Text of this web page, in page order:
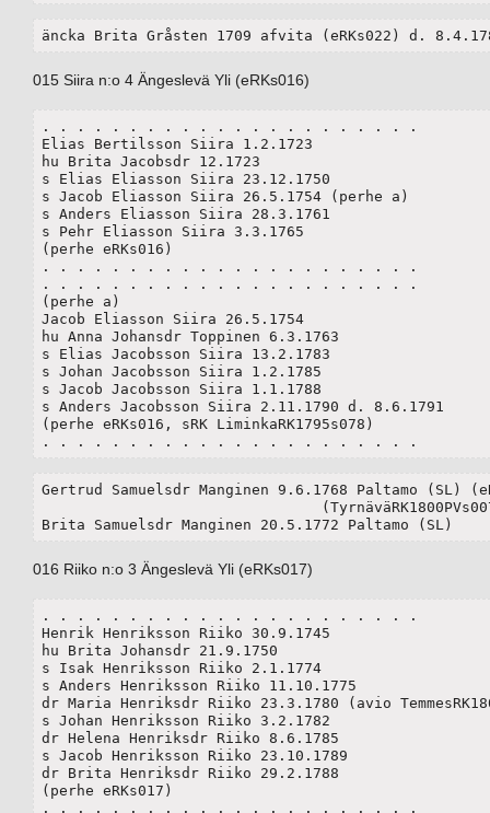
äncka Brita Gråsten 1709 afvita (eRKs022) d.
015 Siira n:o 4 Ängeslevä Yli (eRKs016)
. . . . . . . . . . . . . . . . . . . . . .
Elias Bertilsson Siira 1.2.1723
hu Brita Jacobsdr 12.1723
s Elias Eliasson Siira 23.12.1750
s Jacob Eliasson Siira 26.5.1754 (perhe a)
s Anders Eliasson Siira 28.3.1761
s Pehr Eliasson Siira 3.3.1765
(perhe eRKs016)
. . . . . . . . . . . . . . . . . . . . . .
. . . . . . . . . . . . . . . . . . . . . .
(perhe a)
Jacob Eliasson Siira 26.5.1754
hu Anna Johansdr Toppinen 6.3.1763
s Elias Jacobsson Siira 13.2.1783
s Johan Jacobsson Siira 1.2.1785
s Jacob Jacobsson Siira 1.1.1788
s Anders Jacobsson Siira 2.11.1790 d. 8.6.1791
(perhe eRKs016, sRK LiminkaRK1795s078)
. . . . . . . . . . . . . . . . . . . . . .
Gertrud Samuelsdr Manginen 9.6.1768 Paltamo (SL)
Brita Samuelsdr Manginen 20.5.1772 Paltamo (SL)
016 Riiko n:o 3 Ängeslevä Yli (eRKs017)
. . . . . . . . . . . . . . . . . . . . . .
Henrik Henriksson Riiko 30.9.1745
hu Brita Johansdr 21.9.1750
s Isak Henriksson Riiko 2.1.1774
s Anders Henriksson Riiko 11.10.1775
dr Maria Henriksdr Riiko 23.3.1780 (avio
s Johan Henriksson Riiko 3.2.1782
dr Helena Henriksdr Riiko 8.6.1785
s Jacob Henriksson Riiko 23.10.1789
dr Brita Henriksdr Riiko 29.2.1788
(perhe eRKs017)
. . . . . . . . . . . . . . . . . . . . . .